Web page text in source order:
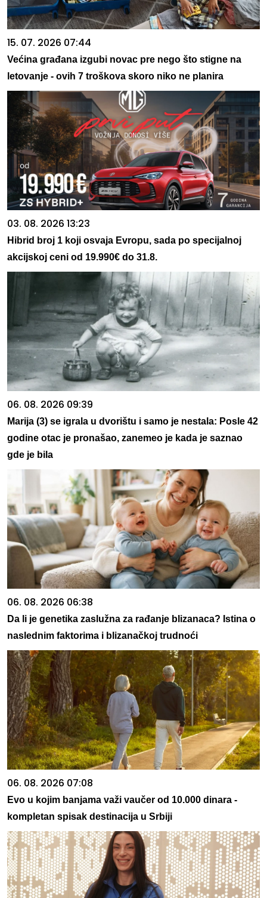
15. 07. 2026 07:44
Većina građana izgubi novac pre nego što stigne na
letovanje - ovih 7 troškova skoro niko ne planira
03. 08. 2026 13:23
Hibrid broj 1 koji osvaja Evropu, sada po specijalnoj
akcijskoj ceni od 19.990€ do 31.8.
06. 08. 2026 09:39
Marija (3) se igrala u dvorištu i samo je nestala: Posle 42
godine otac je pronašao, zanemeo je kada je saznao
gde je bila
06. 08. 2026 06:38
Da li je genetika zaslužna za rađanje blizanaca? Istina o
naslednim faktorima i blizanačkoj trudnoći
06. 08. 2026 07:08
Evo u kojim banjama važi vaučer od 10.000 dinara -
kompletan spisak destinacija u Srbiji